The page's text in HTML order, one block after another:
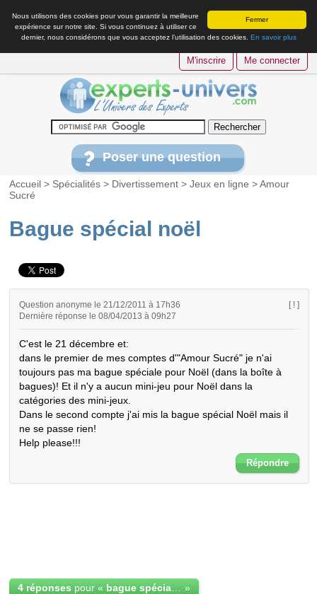
Fermer
Nous utilisons des cookies pour vous garantir la meilleure
expérience sur notre site. Si vous continuez à utiliser ce
dernier, nous considérons que vous acceptez l’utilisation des cookies. En savoir plus
M'inscrire Me connecter
Poser une question
Accueil > Spécialités > Divertissement >Jeux en ligne >Amour
Sucré
Bague spécial noël
Question anonyme le 21/12/2011 à 17h36
Dernière réponse le 08/04/2013 à 09h27
[ ! ]
C'est le 21 décembre et:
dans le premier de mes comptes d'"Amour Sucré" je n'ai
toujours pas ma bague spéciale pour Noël (dans la boîte à
bagues)! Et il n'y a aucun mini-jeu pour Noël dans la
catégories des mini-jeux.
Dans le second compte j'ai mis la bague spécial Noël mais il
ne se passe rien!
Help please!!!
Répondre
4 réponses pour « »